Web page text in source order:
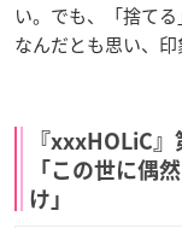
い。でも、「捨て
なんだとも思い、印
『xxxHOLiC
「この世に偶
け」